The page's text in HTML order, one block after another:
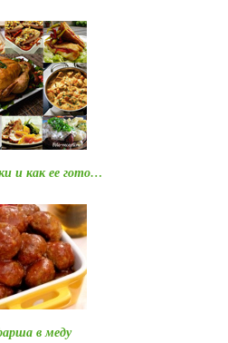
и как ее гото…
в меду